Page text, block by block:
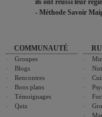
ils ont réussi leur
- Méthode Savoir
COMMUNAUTÉ
Groupes
Blogs
Rencontres
Bons plans
Témoignages
Quiz